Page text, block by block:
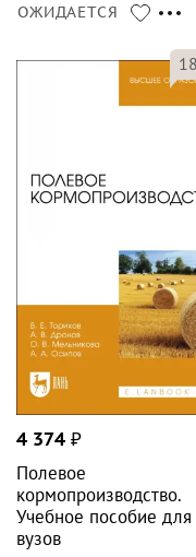
ОЖИДАЕТСЯ
18
4 374 ₽
Полевое
кормопроизводство.
Учебное пособие для
вузов